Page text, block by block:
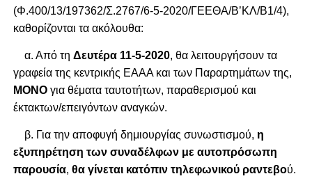
(Φ.400/13/197362/Σ.2767/6-5-2020/ΓΕΕΘΑ/Β’ΚΛ/Β1/4),
καθορίζονται τα ακόλουθα:
α. Από τη Δευτέρα 11-5-2020, θα λειτουργήσουν τα
γραφεία της κεντρικής ΕΑΑΑ και των Παραρτημάτων της,
ΜΟΝΟ για θέματα ταυτοτήτων, παραθερισμού και
έκτακτων/επειγόντων αναγκών.
β. Για την αποφυγή δημιουργίας συνωστισμού, η
εξυπηρέτηση των συναδέλφων με αυτοπρόσωπη
παρουσία, θα γίνεται κατόπιν τηλεφωνικού ραντεβού.